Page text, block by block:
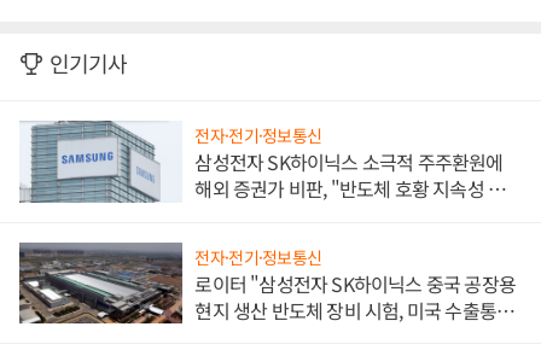
인기기사
전자·전기·정보통신
삼성전자 SK하이닉스 소극적 주주환원에
해외 증권가 비판, "반도체 호황 지속성 의
전자·전기·정보통신
로이터 "삼성전자 SK하이닉스 중국 공장용
현지 생산 반도체 장비 시험, 미국 수출통제